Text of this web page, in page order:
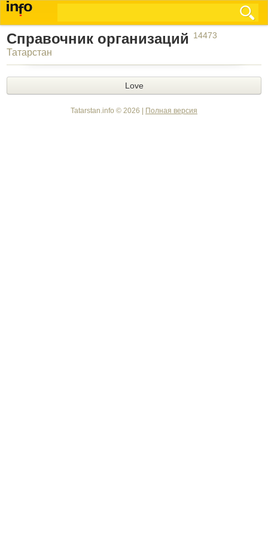
Справочник организаций 14473
Татарстан
Love
Tatarstan.info © 2026 | Полная версия